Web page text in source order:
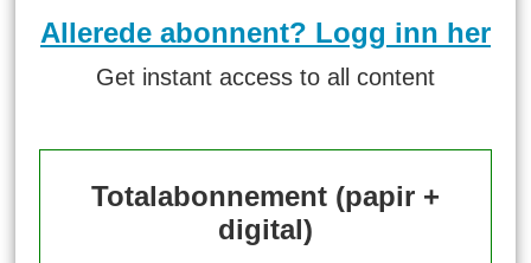
Allerede abonnent? Logg inn her
Get instant access to all content
Totalabonnement (papir +
digital)